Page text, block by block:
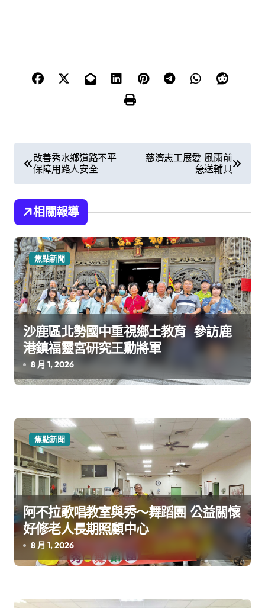
文
章
導
覽
改善秀水鄉道路不平
保障用路人安全
慈濟志工展愛 風雨前
急送輔具
相關報導
焦點新聞
沙鹿區北勢國中重視鄉土教育 參訪鹿
港鎮福靈宮研究王勳將軍
8 月 1, 2026
焦點新聞
阿不拉歌唱教室與秀～舞蹈團 公益關懷
好修老人長期照顧中心
8 月 1, 2026